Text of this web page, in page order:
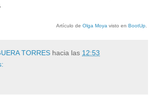
Artículo de Olga Moya visto en BootUp.
TORRES hacia las 12:53